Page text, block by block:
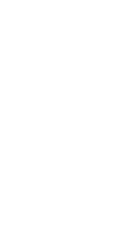
丹·
丹·
卡
克谢
詹姆